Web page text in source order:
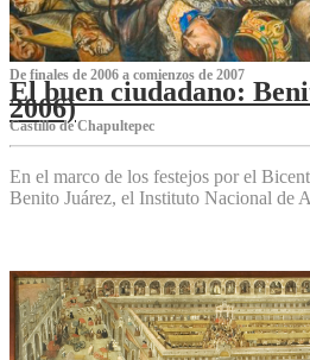
De finales de 2006 a comienzos de 2007
El buen ciudadano:
2006)
Castillo de Chapultepec
En el marco de los festejos por el
Benito Juárez, el Instituto Nacional de